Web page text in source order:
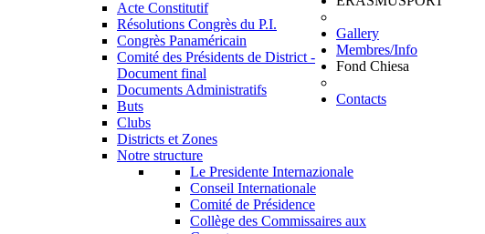
Acte Constitutif
Résolutions Congrès du P.I.
Congrès Panaméricain
Comité des Présidents de District -
Document final
Documents Administratifs
Buts
Clubs
Districts et Zones
Notre structure
Le Presidente Internazionale
Conseil Internationale
Comité de Présidence
Collège des Commissaires aux
Gallery
Membres/Info
Fond Chiesa
Contacts